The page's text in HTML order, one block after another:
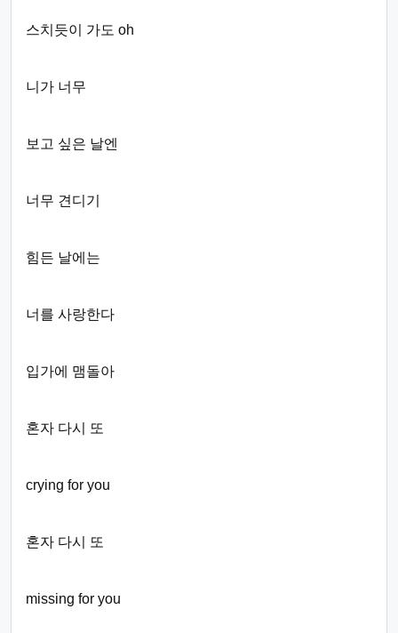
스치듯이 가도 oh
니가 너무
보고 싶은 날엔
너무 견디기
힘든 날에는
너를 사랑한다
입가에 맴돌아
혼자 다시 또
crying for you
혼자 다시 또
missing for you